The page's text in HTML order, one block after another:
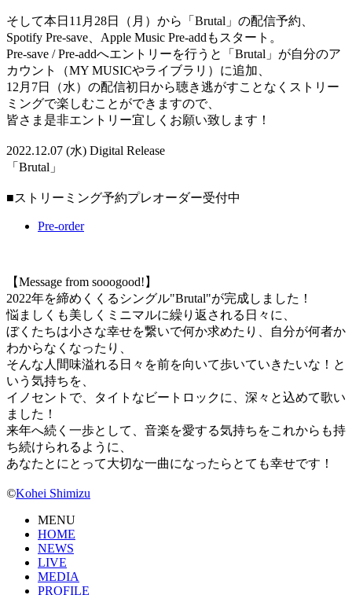
そして本日11月28日（月）から「Brutal」の配信予約、
Spotify Pre-save、Apple Music Pre-addもスタート。
Pre-save / Pre-addへエントリーを行うと「Brutal」が自分のア
カウント（MY MUSICやライブラリ）に追加、
12月7日（水）の配信初日から聴き逃がすことなくストリー
ミングで楽しむことができますので、
皆さま是非エントリー宜しくお願い致します！
2022.12.07 (水) Digital Release
「Brutal」
■ストリーミング予約プレオーダー受付中
Pre-order
【Message from sooogood!】
2022年を締めくくるシングル"Brutal"が完成しました！
悩ましくも美しくミニマルに繰り返される日々に、
ぼくたちは小さな幸せを繋いで何か求めたり、自分が何者か
わからなくなったり、
そんな人間味溢れる日々を前を向いて歩いていきたいな！と
いう気持ちを、
イノセントで、タイトなビートロックに、深々と込めて歌い
ました！
来年へ続く一歩として、音楽を愛する気持ちをこれからも持
ち続けられるように、
あなたとにとって大切な一曲になったらとても幸せです！
©Kohei Shimizu
MENU
HOME
NEWS
LIVE
MEDIA
PROFILE